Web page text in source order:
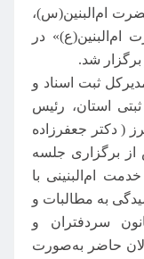
ام‌البنین(س)،
در
برگزار شد.
ثبت اسناد و
استان، رئیس
( دکتر جعفرزاده
از برگزاری جلسه
ام‌البنینی با
به مطالبات و
سردفتران و
حاضر به‌صورت